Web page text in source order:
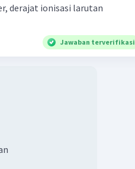
derajat ionisasi larutan
Jawaban terverifikasi